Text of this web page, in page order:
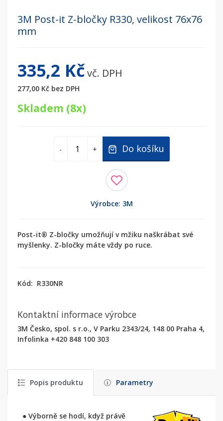
3M Post-it Z-bločky R330, velikost 76x76
mm
335,2 Kčvč. DPH
277,00 Kč bez DPH
Skladem (8x)
- + Do košíku
Výrobce: 3M
Post-it® Z-bločky umožňují v mžiku naškrábat své
myšlenky. Z-bločky máte vždy po ruce.
Kód: R330NR
Kontaktní informace výrobce
3M Česko, spol. s r.o., V Parku 2343/24, 148 00 Praha 4,
Infolinka +420 848 100 303
Popis produktu Parametry
● Výborně se hodí, když právě